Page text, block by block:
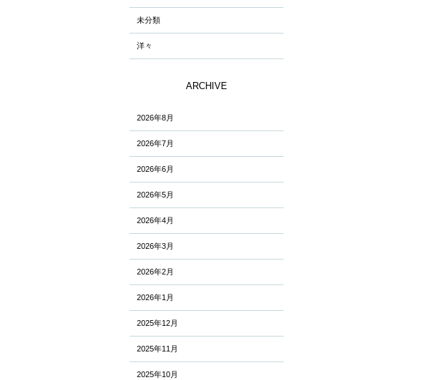
未分類
洋々
ARCHIVE
2026年8月
2026年7月
2026年6月
2026年5月
2026年4月
2026年3月
2026年2月
2026年1月
2025年12月
2025年11月
2025年10月